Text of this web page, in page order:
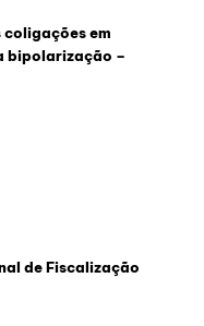
em
bipolarização –
de Fiscalização